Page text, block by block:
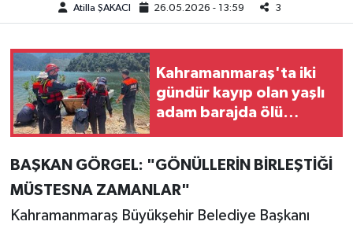
Atilla ŞAKACI 26.05.2026 - 13:59 3
Kahramanmaraş'ta iki
gündür kayıp olan yaşlı
adam barajda ölü
BAŞKAN GÖRGEL: "GÖNÜLLERİN BİRLEŞTİĞİ
MÜSTESNA ZAMANLAR"
Kahramanmaraş Büyükşehir Belediye Başkanı
Yaşam
KAHRAMANMARAŞ